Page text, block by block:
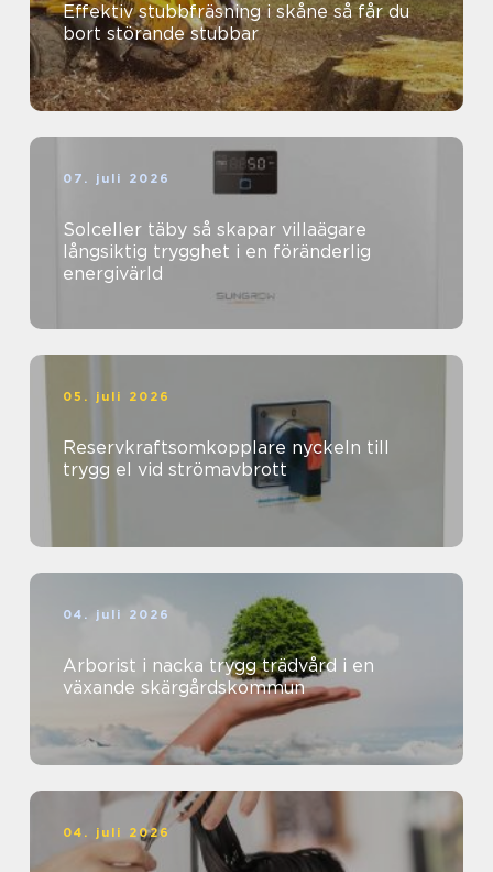
Effektiv stubbfräsning i skåne så får du
bort störande stubbar
07. juli 2026
Solceller täby så skapar villaägare
långsiktig trygghet i en föränderlig
energivärld
05. juli 2026
Reservkraftsomkopplare nyckeln till
trygg el vid strömavbrott
04. juli 2026
Arborist i nacka trygg trädvård i en
växande skärgårdskommun
04. juli 2026